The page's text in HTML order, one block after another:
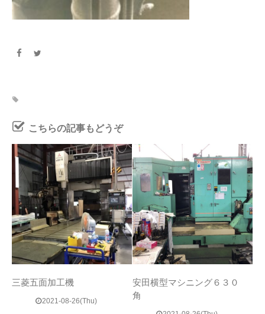
こちらの記事もどうぞ
三菱五面加工機
2021-08-26(Thu)
安田横型マシニング６３０
角